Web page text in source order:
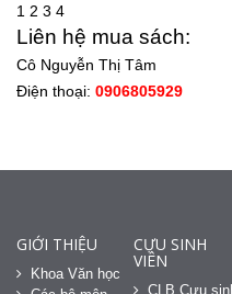
1 2 3 4
Liên hệ mua sách:
Cô Nguyễn Thị Tâm
Điện thoại: 0906805929
GIỚI THIỆU
Khoa Văn học
CỰU SINH
VIÊN
CLB Cựu